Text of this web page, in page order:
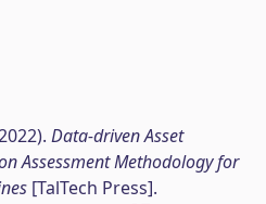
Data-driven Asset
Assessment Methodology for
[TalTech Press].